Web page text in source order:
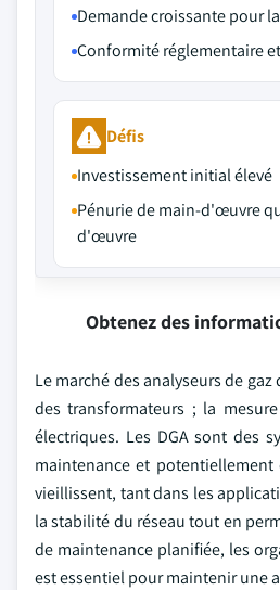
Demande croissante pour
Conformité réglementaire
Défis
Investissement initial élevé
Pénurie de main-d'œuvre
d'œuvre
Obtenez des
Le marché des analyseurs de
des transformateurs ; la
électriques. Les DGA sont des
maintenance et
vieillissent, tant dans les
la stabilité du réseau tout en
de maintenance planifiée, les
est essentiel pour maintenir une